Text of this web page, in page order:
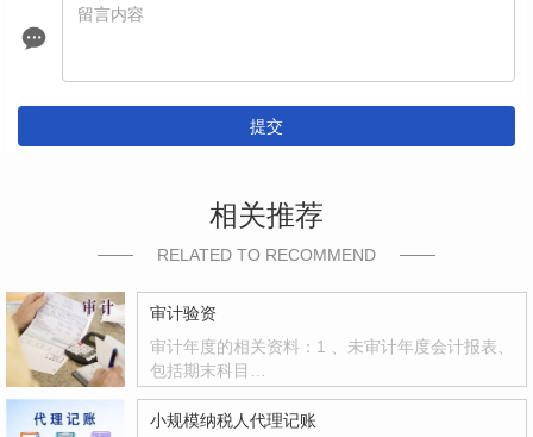
提交
相关推荐
RELATED TO RECOMMEND
审计验资
审计年度的相关资料：1 、未审计年度会计报表、
包括期末科目…
小规模纳税人代理记账